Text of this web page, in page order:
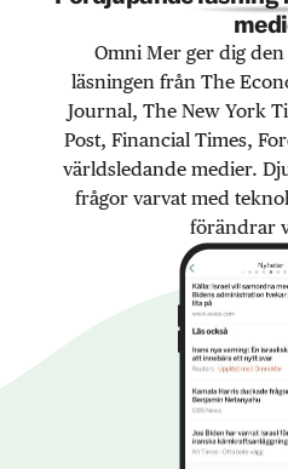
Omni Mer ger dig
läsningen från The
Journal, The New York
Post, Financial Times,
världsledande medier.
frågor varvat med
förändrar